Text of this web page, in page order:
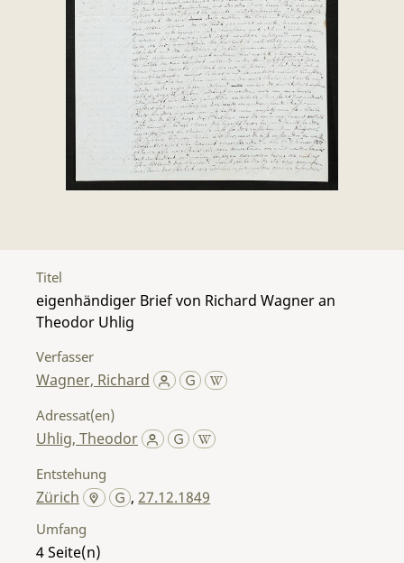
Titel
eigenhändiger Brief von Richard Wagner an
Theodor Uhlig
Verfasser
Wagner, Richard
Adressat(en)
Uhlig, Theodor
Entstehung
Zürich ,27.12.1849
Umfang
4